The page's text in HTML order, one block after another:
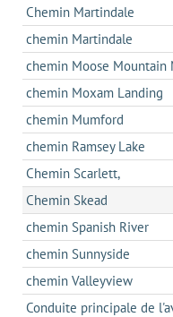
Chemin Martindale
chemin Martindale
chemin Moose Mountain
chemin Moxam Landing
chemin Mumford
chemin Ramsey Lake
Chemin Scarlett,
Chemin Skead
chemin Spanish River
chemin Sunnyside
chemin Valleyview
Conduite principale de